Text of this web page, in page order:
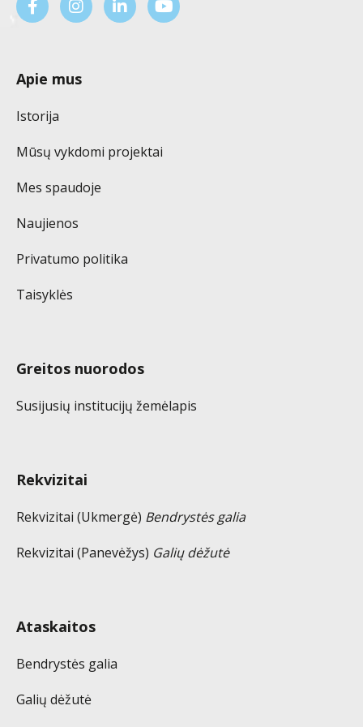
Apie mus
Istorija
Mūsų vykdomi projektai
Mes spaudoje
Naujienos
Privatumo politika
Taisyklės
Greitos nuorodos
Susijusių institucijų žemėlapis
Rekvizitai
Rekvizitai (Ukmergė) Bendrystės galia
Rekvizitai (Panevėžys) Galių dėžutė
Ataskaitos
Bendrystės galia
Galių dėžutė